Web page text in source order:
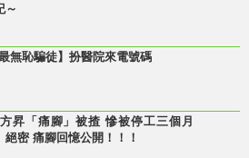
～
最無恥騙徒】扮醫院來電號碼
昇「痛腳」被揸 慘被停工三個月
絕密 痛腳回憶公開！！！